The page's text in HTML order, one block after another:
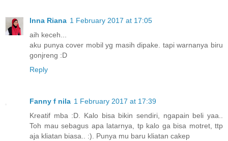
Inna Riana 1 February 2017 at 17:05
aih keceh...
aku punya cover mobil yg masih dipake. tapi warnanya biru
gonjreng :D
Reply
Fanny f nila 1 February 2017 at 17:39
Kreatif mba :D. Kalo bisa bikin sendiri, ngapain beli yaa..
Toh mau sebagus apa latarnya, tp kalo ga bisa motret, ttp
aja kliatan biasa.. :). Punya mu baru kliatan cakep